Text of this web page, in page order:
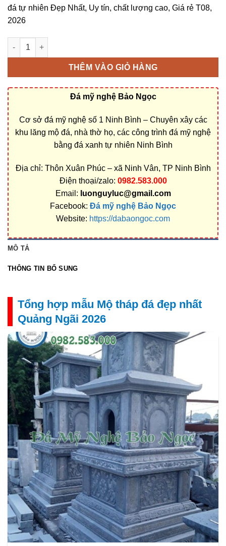
đá tự nhiên Đẹp Nhất, Uy tín, chất lượng cao, Giá rẻ T08,
2026
Cơ sở chế tác, xây dựng, bán Mộ tháp đá ở Quảng Ngãi rẻ
THÊM VÀO GIỎ HÀNG
Đá mỹ nghệ Bảo Ngọc
Cơ sở đá mỹ nghệ số 1 Ninh Bình – Chuyên xây các
khu lăng mộ đá, nhà thờ họ, các công trình đá mỹ nghệ
bằng đá xanh tự nhiên Ninh Bình
Địa chỉ: Thôn Xuân Phúc – xã Ninh Vân, TP Ninh Bình
Điện thoại/zalo: 0982.583.000
Email: luonguyluc@gmail.com
Facebook: Đá mỹ nghệ Bảo Ngọc
Website: https://dabaongoc.com
MÔ TẢ
THÔNG TIN BỔ SUNG
Tổng hợp mẫu Mộ tháp đá đẹp nhất
Quảng Ngãi 2026